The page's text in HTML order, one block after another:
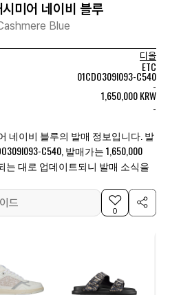
미어 네이비 블루
Blue
디올
ETC
01CDO309I093-C540
-
1,650,000 KRW
-
네이비 블루의 발매 정보입니다. 발
C540, 발매가는 1,650,000
는 대로 업데이트되니 발매 소식을
드
0